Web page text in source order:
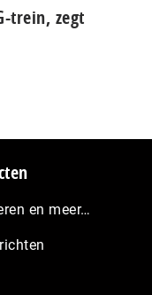
trein, zegt
en meer…